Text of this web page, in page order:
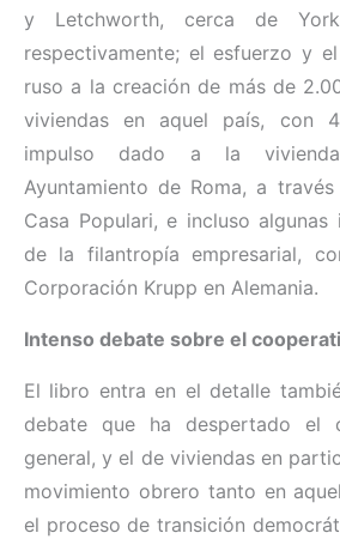
y Letchworth, cerca de
respectivamente; el esfuerzo y
ruso a la creación de más de
viviendas en aquel país, con
impulso dado a la
Ayuntamiento de Roma, a
Casa Populari, e incluso algunas
de la filantropía empresarial,
Corporación Krupp en Alemania.
Intenso debate sobre el
El libro entra en el detalle
debate que ha despertado el
general, y el de viviendas en
movimiento obrero tanto en
el proceso de transición